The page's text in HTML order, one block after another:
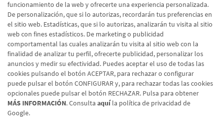
funcionamiento de la web y ofrecerte una experiencia personalizada.
De personalización, que si lo autorizas, recordarán tus preferencias en
el sitio web. Estadísticas, que si lo autorizas, analizarán tu visita al sitio
web con fines estadísticos. De marketing o publicidad
comportamental las cuales analizarán tu visita al sitio web con la
finalidad de analizar tu perfil, ofrecerte publicidad, personalizar los
anuncios y medir su efectividad. Puedes aceptar el uso de todas las
cookies pulsando el botón ACEPTAR, para rechazar o configurar
puede pulsar el botón CONFIGURAR y, para rechazar todas las cookies
opcionales puede pulsar el botón RECHAZAR. Pulsa para obtener
MÁS INFORMACIÓN. Consulta aquíla política de privacidad de
Google.
Aviso legal